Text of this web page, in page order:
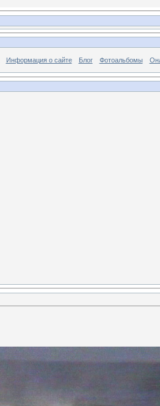
Информация о сайте Блог Фотоальбомы